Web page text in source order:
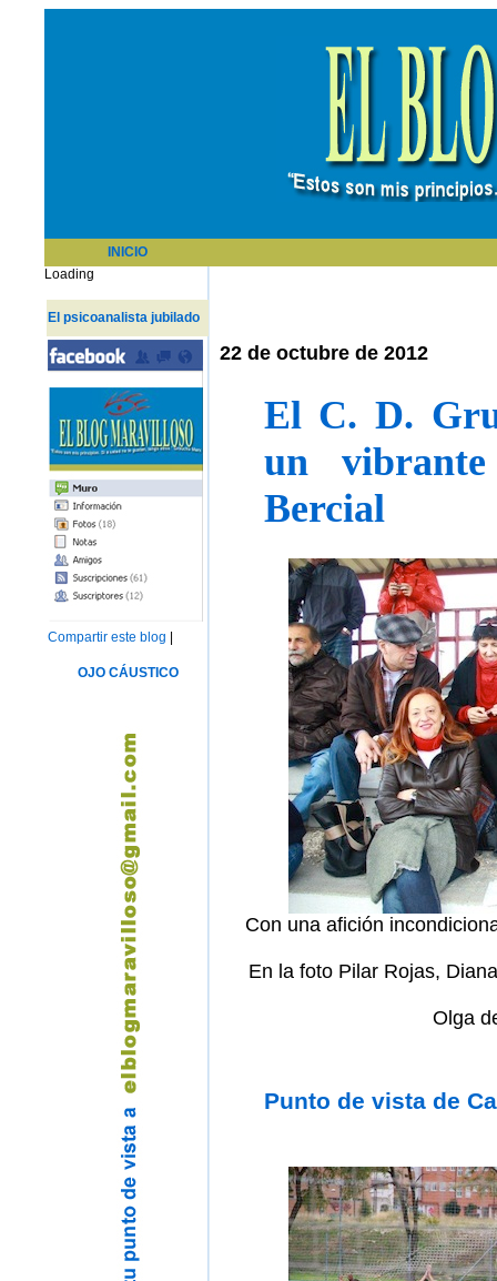
INICIO
Loading
El psicoanalista jubilado
Compartir este blog
OJO CÁUSTICO
22 de octubre de 2012
El C. D.
un
Bercial
Con una afición
En la foto Pilar Rojas,
Olga
Punto de vista de